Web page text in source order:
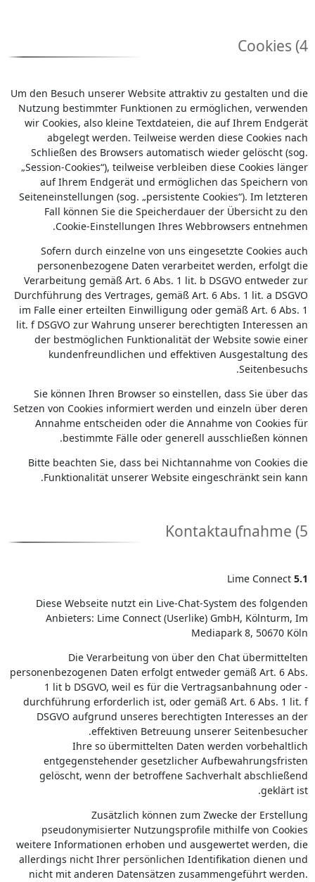
4) Cookies
Um den Besuch unserer Website attraktiv zu gestalten und die
Nutzung bestimmter Funktionen zu ermöglichen, verwenden
wir Cookies, also kleine Textdateien, die auf Ihrem Endgerät
abgelegt werden. Teilweise werden diese Cookies nach
Schließen des Browsers automatisch wieder gelöscht (sog.
„Session-Cookies“), teilweise verbleiben diese Cookies länger
auf Ihrem Endgerät und ermöglichen das Speichern von
Seiteneinstellungen (sog. „persistente Cookies“). Im letzteren
Fall können Sie die Speicherdauer der Übersicht zu den
Cookie-Einstellungen Ihres Webbrowsers entnehmen.
Sofern durch einzelne von uns eingesetzte Cookies auch
personenbezogene Daten verarbeitet werden, erfolgt die
Verarbeitung gemäß Art. 6 Abs. 1 lit. b DSGVO entweder zur
Durchführung des Vertrages, gemäß Art. 6 Abs. 1 lit. a DSGVO
im Falle einer erteilten Einwilligung oder gemäß Art. 6 Abs. 1
lit. f DSGVO zur Wahrung unserer berechtigten Interessen an
der bestmöglichen Funktionalität der Website sowie einer
kundenfreundlichen und effektiven Ausgestaltung des
Seitenbesuchs.
Sie können Ihren Browser so einstellen, dass Sie über das
Setzen von Cookies informiert werden und einzeln über deren
Annahme entscheiden oder die Annahme von Cookies für
bestimmte Fälle oder generell ausschließen können.
Bitte beachten Sie, dass bei Nichtannahme von Cookies die
Funktionalität unserer Website eingeschränkt sein kann.
5) Kontaktaufnahme
5.1
Lime Connect
Diese Webseite nutzt ein Live-Chat-System des folgenden
Anbieters: Lime Connect (Userlike) GmbH, Kölnturm, Im
Mediapark 8, 50670 Köln
Die Verarbeitung von über den Chat übermittelten
personenbezogenen Daten erfolgt entweder gemäß Art. 6 Abs.
1 lit b DSGVO, weil es für die Vertragsanbahnung oder -
durchführung erforderlich ist, oder gemäß Art. 6 Abs. 1 lit. f
DSGVO aufgrund unseres berechtigten Interesses an der
effektiven Betreuung unserer Seitenbesucher.
Ihre so übermittelten Daten werden vorbehaltlich
entgegenstehender gesetzlicher Aufbewahrungsfristen
gelöscht, wenn der betroffene Sachverhalt abschließend
geklärt ist.
Zusätzlich können zum Zwecke der Erstellung
pseudonymisierter Nutzungsprofile mithilfe von Cookies
weitere Informationen erhoben und ausgewertet werden, die
allerdings nicht Ihrer persönlichen Identifikation dienen und
nicht mit anderen Datensätzen zusammengeführt werden.